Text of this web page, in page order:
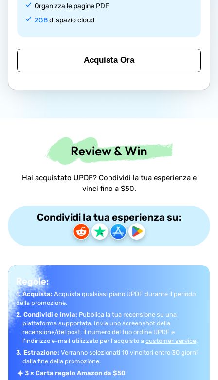
Organizza le pagine PDF
2GBdi spazio cloud
Acquista Ora
Review & Win
Hai acquistato UPDF? Condividi la tua esperienza e
vinci fino a $50.
Condividi la tua esperienza su:
Regole:
1. Acquista: Acquista qualsiasi piano UPDF durante il periodo
della promozione.
2. Condividi e invia: Pubblica la tua recensione su una
piattaforma supportata. Invia uno screenshot della
recensione/del post, il numero del tuo ordine UPDF e
l'indirizzo e-mail utilizzato per l'acquisto a customer service.
3. Estrazione: Verranno selezionati 10 vincitori entro 30 giorni
dalla fine della promozione.
3 × Carta regalo Amazon da $50